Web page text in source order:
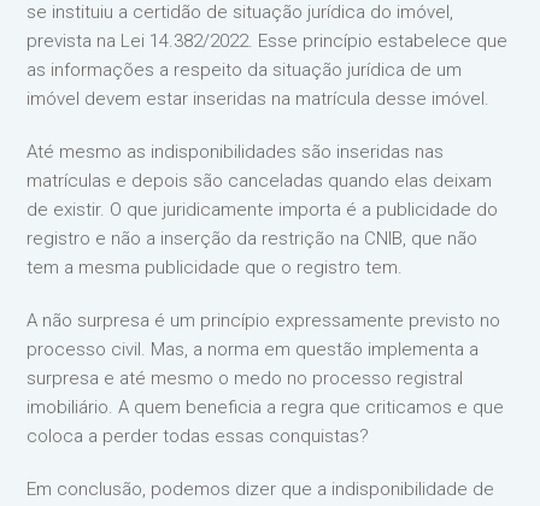
se instituiu a certidão de situação jurídica do imóvel,
prevista na Lei 14.382/2022. Esse princípio estabelece que
as informações a respeito da situação jurídica de um
imóvel devem estar inseridas na matrícula desse imóvel.
Até mesmo as indisponibilidades são inseridas nas
matrículas e depois são canceladas quando elas deixam
de existir. O que juridicamente importa é a publicidade do
registro e não a inserção da restrição na CNIB, que não
tem a mesma publicidade que o registro tem.
A não surpresa é um princípio expressamente previsto no
processo civil. Mas, a norma em questão implementa a
surpresa e até mesmo o medo no processo registral
imobiliário. A quem beneficia a regra que criticamos e que
coloca a perder todas essas conquistas?
Em conclusão, podemos dizer que a indisponibilidade de